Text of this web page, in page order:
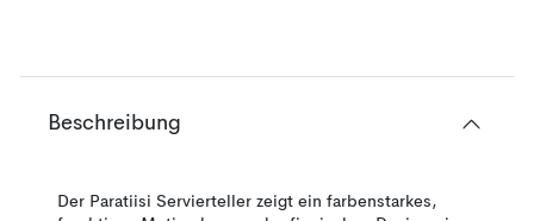
Beschreibung
Der Paratiisi Servierteller zeigt ein farbenstarkes,